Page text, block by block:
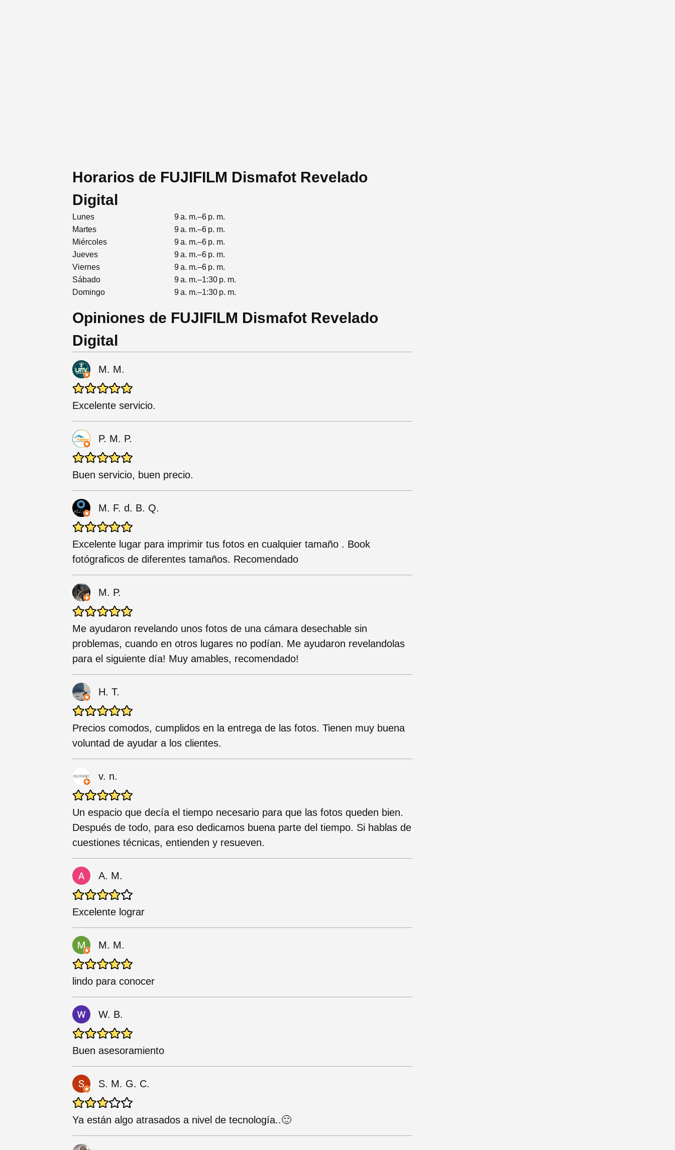
Horarios de FUJIFILM Dismafot Revelado
Digital
Lunes
9 a. m.–6 p. m.
Martes
9 a. m.–6 p. m.
Miércoles
9 a. m.–6 p. m.
Jueves
9 a. m.–6 p. m.
Viernes
9 a. m.–6 p. m.
Sábado
9 a. m.–1:30 p. m.
Domingo
9 a. m.–1:30 p. m.
Opiniones de FUJIFILM Dismafot Revelado
Digital
M. M.
Excelente servicio.
P. M. P.
Buen servicio, buen precio.
M. F. d. B. Q.
Excelente lugar para imprimir tus fotos en cualquier tamaño . Book
fotógraficos de diferentes tamaños. Recomendado
M. P.
Me ayudaron revelando unos fotos de una cámara desechable sin
problemas, cuando en otros lugares no podían. Me ayudaron revelandolas
para el siguiente día! Muy amables, recomendado!
H. T.
Precios comodos, cumplidos en la entrega de las fotos. Tienen muy buena
voluntad de ayudar a los clientes.
v. n.
Un espacio que decía el tiempo necesario para que las fotos queden bien.
Después de todo, para eso dedicamos buena parte del tiempo. Si hablas de
cuestiones técnicas, entienden y resueven.
A. M.
Excelente lograr
M. M.
lindo para conocer
W. B.
Buen asesoramiento
S. M. G. C.
Ya están algo atrasados a nivel de tecnología..🙂